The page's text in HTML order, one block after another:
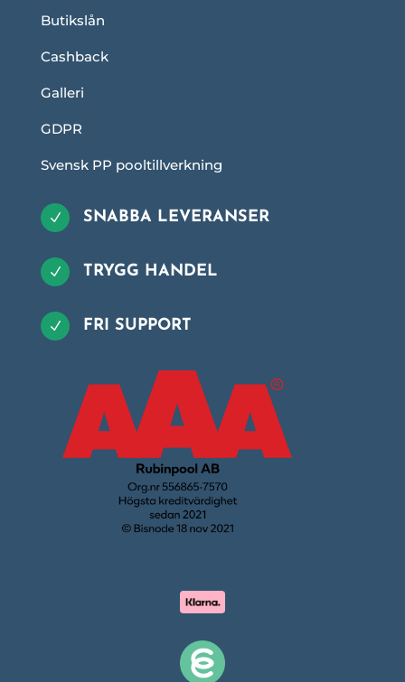
Butikslån
Cashback
Galleri
GDPR
Svensk PP pooltillverkning
N SNABBA LEVERANSER
N TRYGG HANDEL
N FRI SUPPORT